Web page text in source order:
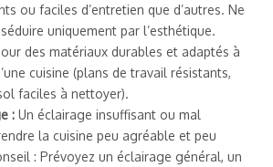
ou faciles d’entretien que d’autres. Ne
uniquement par l’esthétique.
des matériaux durables et adaptés à
cuisine (plans de travail résistants,
faciles à nettoyer).
: Un éclairage insuffisant ou mal
la cuisine peu agréable et peu
: Prévoyez un éclairage général, un